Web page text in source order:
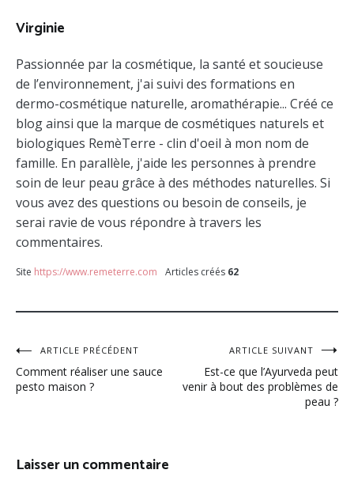
Virginie
Passionnée par la cosmétique, la santé et soucieuse
de l’environnement, j'ai suivi des formations en
dermo-cosmétique naturelle, aromathérapie... Créé ce
blog ainsi que la marque de cosmétiques naturels et
biologiques RemèTerre - clin d'oeil à mon nom de
famille. En parallèle, j'aide les personnes à prendre
soin de leur peau grâce à des méthodes naturelles. Si
vous avez des questions ou besoin de conseils, je
serai ravie de vous répondre à travers les
commentaires.
Site https://www.remeterre.com Articles créés 62
Navigation
de
ARTICLE PRÉCÉDENT
Comment réaliser une sauce
pesto maison ?
ARTICLE SUIVANT
Est-ce que l’Ayurveda peut
venir à bout des problèmes de
peau ?
Laisser un commentaire